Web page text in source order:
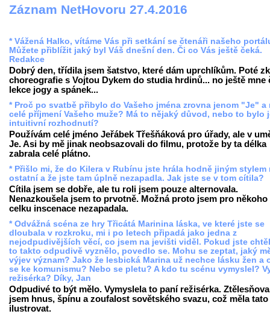
Záznam NetHovoru 27.4.2016
* Vážená Halko, vítáme Vás při setkání se čtenáři našeho
Můžete přiblížit jaký byl Váš dnešní den. Či co Vás ještě čeká.
Redakce
Dobrý den, třídila jsem šatstvo, které dám uprchlíkům. Poté
choreografie s Vojtou Dykem do studia hrdinů... no ještě mne
lekce jogy a spánek...
* Proč po svatbě přibylo do Vašeho jména zrovna jenom "Je" a
celé příjmení Vašeho muže? Má to nějaký důvod, nebo to bylo
intuitivní rozhodnutí?
Používám celé jméno Jeřábek Třešňáková pro úřady, ale v
Je. Asi by mě jinak neobsazovali do filmu, protože by ta délka
zabrala celé plátno.
* Přišlo mi, že do Kilera v Rubínu jste hrála hodně jiným stylem
ostatní a že jste tam úplně nezapadla. Jak jste se v tom cítila?
Cítila jsem se dobře, ale tu roli jsem pouze alternovala.
Nenazkoušela jsem to prvotně. Možná proto jsem pro někoho
celku inscenace nezapadala.
* Odvážná scéna ze hry Třicátá Marinina láska, ve které jste se
dloubala v rozkroku, mi i po letech připadá jako jedna z
nejodpudivějších věcí, co jsem na jevišti viděl. Pokud jste
to takto odpudivě vyznělo, povedlo se. Mohu se zeptat, jaký
výjev význam? Jako že lesbická Marina už nechce lásku žen a
se ke komunismu? Nebo se pletu? A kdo tu scénu vymyslel?
režisérka? Díky, Jan
Odpudivé to být mělo. Vymyslela to paní režisérka.
jsem hnus, špínu a zoufalost sovětského svazu, což měla tato
ilustrovat.